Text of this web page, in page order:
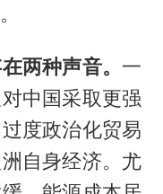
两种声音。 一
中国采取更强
度政治化贸易
自身经济。尤